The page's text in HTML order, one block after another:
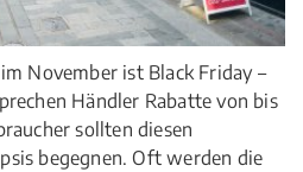
November ist Black Friday –
Händler Rabatte von bis
sollten diesen
begegnen. Oft werden die